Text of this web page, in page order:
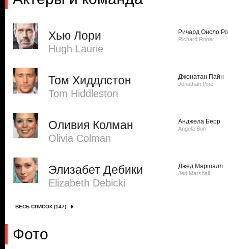
Хью Лори
Hugh Laurie
Ричард Онсло
Richard Roper
Том Хиддлстон
Tom Hiddleston
Джонатан Пайн
Jonathan Pine
Оливия Колман
Olivia Colman
Анджела Бёрр
Angela Burr
Элизабет Дебики
Elizabeth Debicki
Джед Маршалл
Jed Marshall
ВЕСЬ СПИСОК (147)
Фото